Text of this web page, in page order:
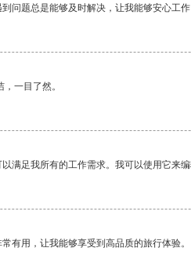
问题总是能够及时解决，让我能够安心工
一目了然。
满足我所有的工作需求。我可以使用它来
有用，让我能够享受到高品质的旅行体验。